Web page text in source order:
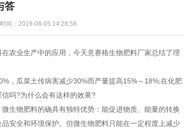
答
间：2019-08-05 14:28:58
农业生产中的应用，今天意赛格生物肥料厂家总结了理
，瓜菜土传病害减少30%而产量提高15%～18%;在化肥
吗?为什么会有这样的效果?
生物肥料的确具有独特优势：能促进物质、能量的转换
安全和环境保护。但微生物肥料只能在一定程度上减少